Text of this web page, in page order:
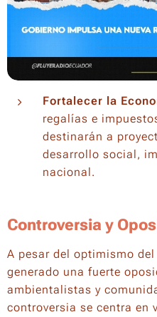
Fortalecer la
regalías e
destinarán a
desarrollo social,
nacional.
Controversia y
A pesar del optimismo
generado una fuerte
ambientalistas y
controversia se centra en